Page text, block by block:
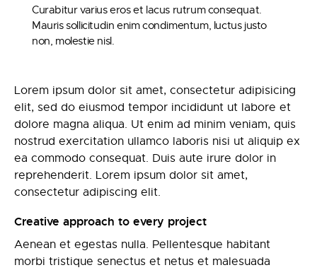
Curabitur varius eros et lacus rutrum consequat.
Mauris sollicitudin enim condimentum, luctus justo
non, molestie nisl.
Lorem ipsum dolor sit amet, consectetur adipisicing
elit, sed do eiusmod tempor incididunt ut labore et
dolore magna aliqua. Ut enim ad minim veniam, quis
nostrud exercitation ullamco laboris nisi ut aliquip ex
ea commodo consequat. Duis aute irure dolor in
reprehenderit. Lorem ipsum dolor sit amet,
consectetur adipiscing elit.
Creative approach to every project
Aenean et egestas nulla. Pellentesque habitant
morbi tristique senectus et netus et malesuada